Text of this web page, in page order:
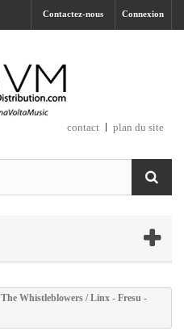
Connexion
Contactez-nous
contact plan du site
The Whistleblowers / Linx - Fresu -